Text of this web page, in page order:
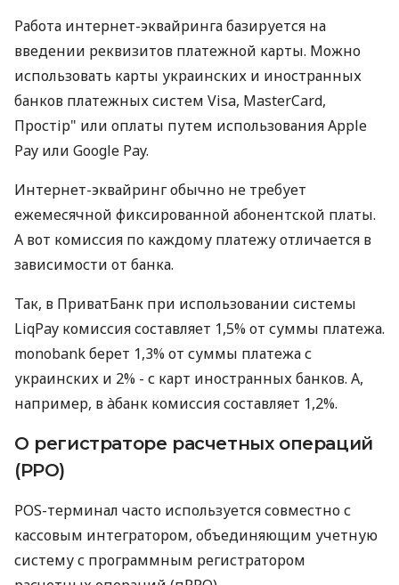
Работа интернет-эквайринга базируется на
введении реквизитов платежной карты. Можно
использовать карты украинских и иностранных
банков платежных систем Visa, MasterCard,
Простір" или оплаты путем использования Apple
Pay или Google Pay.
Интернет-эквайринг обычно не требует
ежемесячной фиксированной абонентской платы.
А вот комиссия по каждому платежу отличается в
зависимости от банка.
Так, в ПриватБанк при использовании системы
LiqPay комиссия составляет 1,5% от суммы платежа.
monobank берет 1,3% от суммы платежа с
украинских и 2% - с карт иностранных банков. А,
например, в àбанк комиссия составляет 1,2%.
О регистраторе расчетных операций
(РРО)
POS-терминал часто используется совместно с
кассовым интегратором, объединяющим учетную
систему с программным регистратором